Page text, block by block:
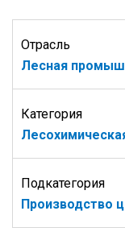
Отрасль
Лесная
Категория
Подкатегория
Производство